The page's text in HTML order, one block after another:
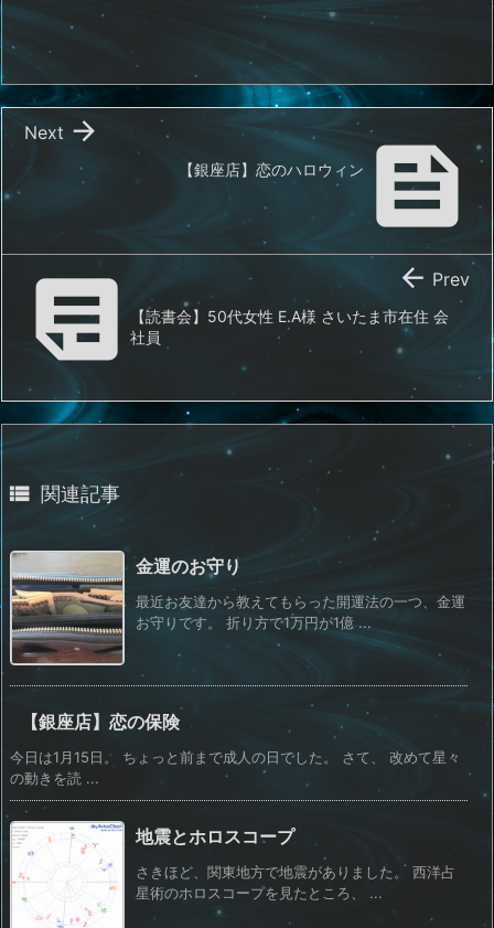

【銀座店】恋のハロウィン

Next
 【読書会】50代女性 E.A様 さいたま市在住 会
社員
 Prev
 関連記事
金運のお守り
最近お友達から教えてもらった開運法の一つ、金運
お守りです。 折り方で1万円が1億 ...
【銀座店】恋の保険
今日は1月15日。 ちょっと前まで成人の日でした。 さて、 改めて星々
の動きを読 ...
地震とホロスコープ
さきほど、関東地方で地震がありました。 西洋占
星術のホロスコープを見たところ、 ...